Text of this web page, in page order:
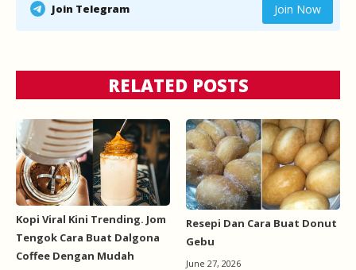
Join Telegram Join Now
RELATED POSTS
Kopi Viral Kini Trending. Jom
Tengok Cara Buat Dalgona
Coffee Dengan Mudah
Resepi Dan Cara Buat Donut
Gebu
June 27, 2026